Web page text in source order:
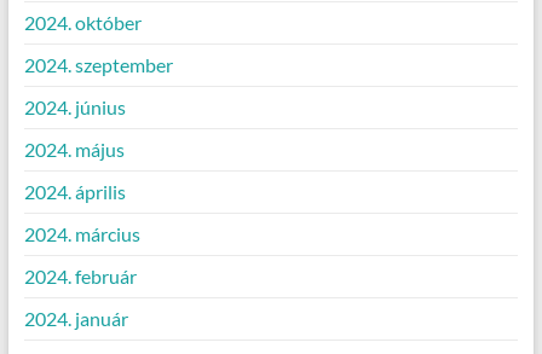
2024. október
2024. szeptember
2024. június
2024. május
2024. április
2024. március
2024. február
2024. január